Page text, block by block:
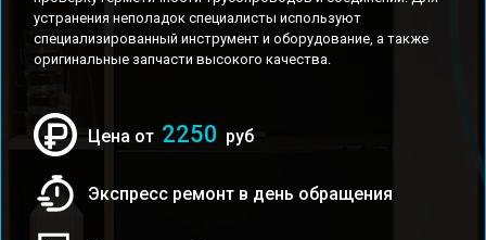
устранения неполадок специалисты используют
специализированный инструмент и оборудование, а также
оригинальные запчасти высокого качества.
Цена от 2250 руб
Экспресс ремонт в день обращения